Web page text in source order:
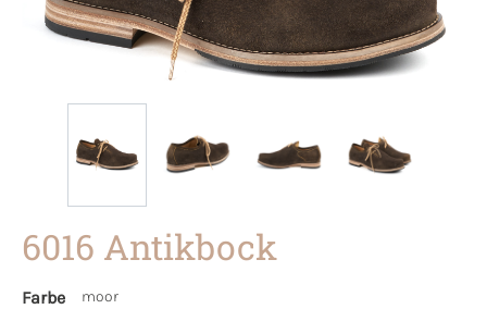
6016 Antikbock
Farbe moor